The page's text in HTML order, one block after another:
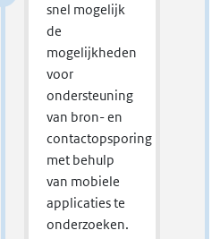
snel mogelijk
de
mogelijkheden
voor
ondersteuning
van bron- en
contactopsporing
met behulp
van mobiele
applicaties te
onderzoeken.